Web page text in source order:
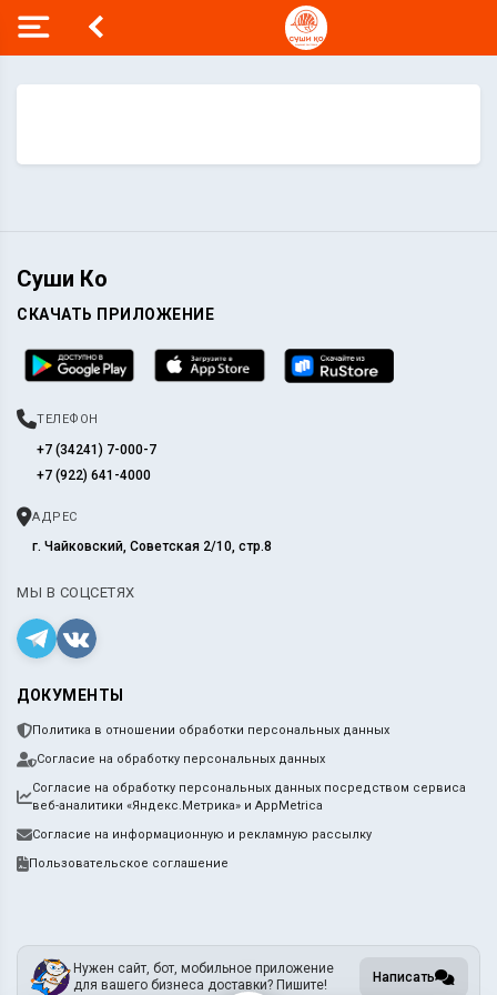
Суши Ко
СКАЧАТЬ ПРИЛОЖЕНИЕ
ТЕЛЕФОН
+7 (34241) 7-000-7
+7 (922) 641-4000
АДРЕС
г. Чайковский, Советская 2/10, стр.8
МЫ В СОЦСЕТЯХ
ДОКУМЕНТЫ
Политика в отношении обработки персональных данных
Согласие на обработку персональных данных
Согласие на обработку персональных данных посредством сервиса
веб-аналитики «Яндекс.Метрика» и AppMetrica
Согласие на информационную и рекламную рассылку
Пользовательское соглашение
Нужен сайт, бот, мобильное приложение
для вашего бизнеса доставки? Пишите!
Написать